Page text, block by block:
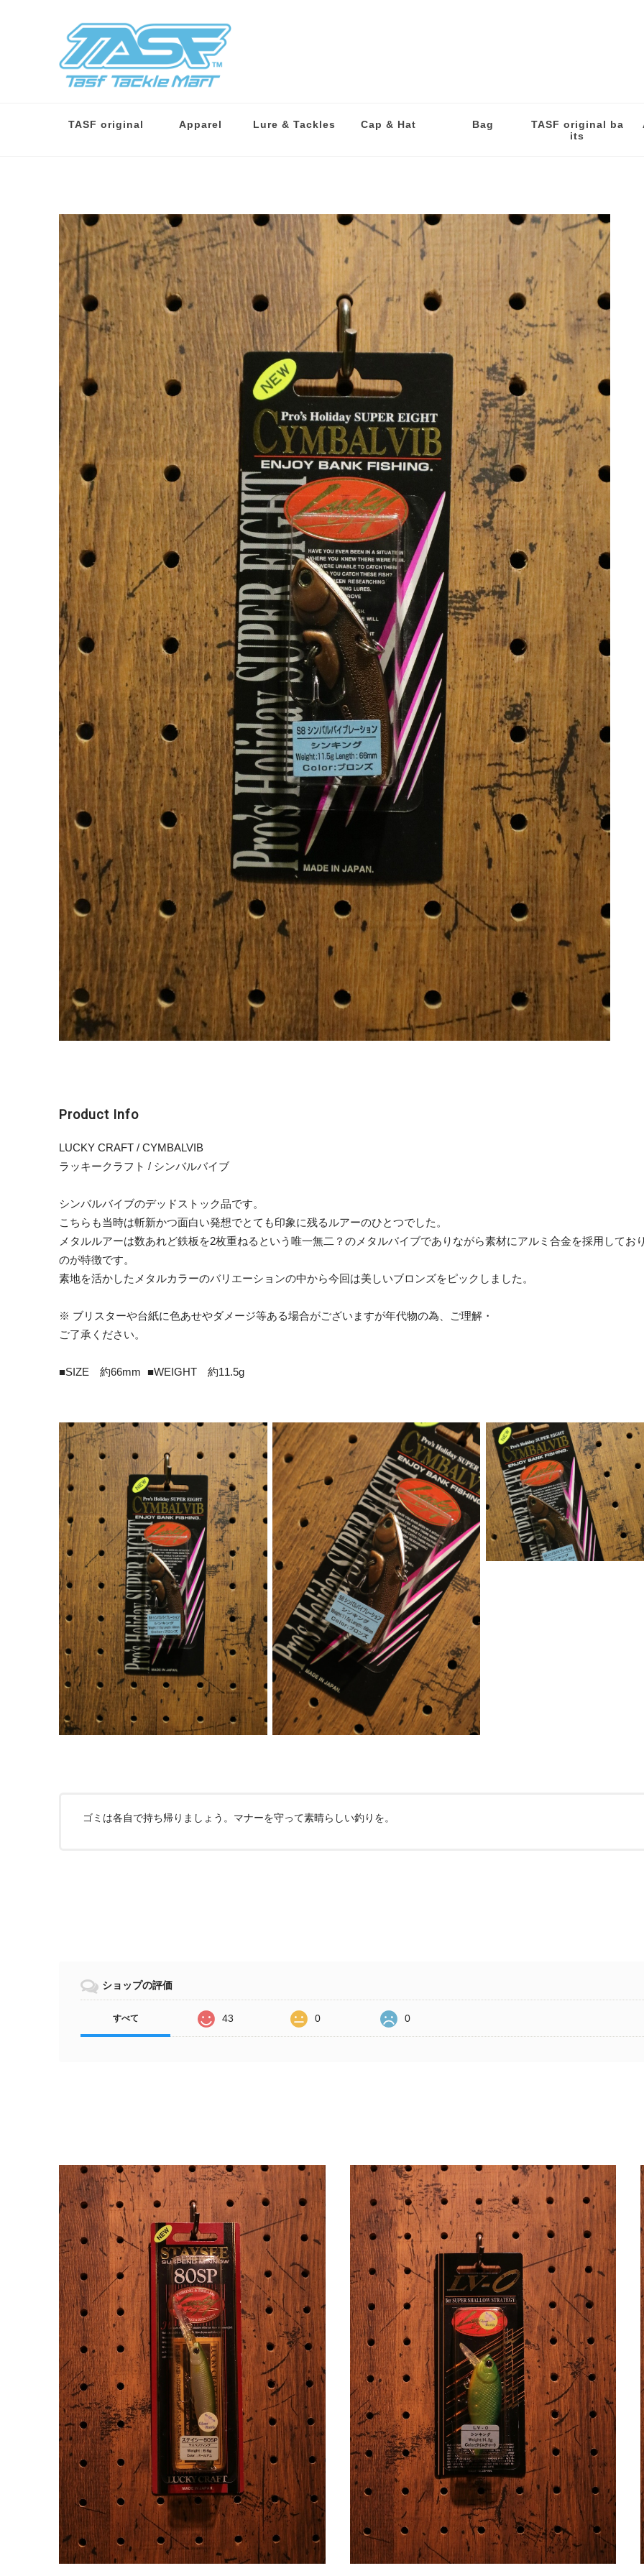
TASF original Apparel Lure & Tackles Cap & Hat Bag
TASF original ba
its
Product Info
LUCKY CRAFT / CYMBALVIB
ラッキークラフト / シンバルバイブ
シンバルバイブのデッドストック品です。
こちらも当時は斬新かつ面白い発想でとても印象に残るルアーのひとつでした。
メタルルアーは数あれど鉄板を2枚重ねるという唯一無二？のメタルバイブでありながら素材にアルミ合金を採用して
のが特徴です。
素地を活かしたメタルカラーのバリエーションの中から今回は美しいブロンズをピックしました。
※ ブリスターや台紙に色あせやダメージ等ある場合がございますが年代物の為、ご理解・
ご了承ください。
■SIZE 約66mm ■WEIGHT 約11.5g
ゴミは各自で持ち帰りましょう。マナーを守って素晴らしい釣りを。
ショップの評価
すべて 43 0 0